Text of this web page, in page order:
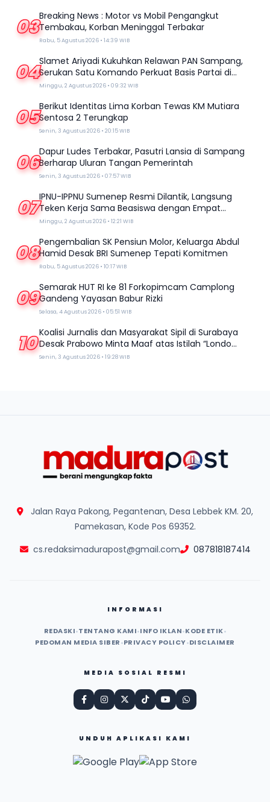
03Breaking News : Motor vs Mobil Pengangkut
Tembakau, Korban Meninggal Terbakar
Rabu, 5 Agustus 2026 • 14:39 WIB
04Slamet Ariyadi Kukuhkan Relawan PAN Sampang,
Serukan Satu Komando Perkuat Basis Partai di
Madura
Minggu, 2 Agustus 2026 • 09:32 WIB
05Berikut Identitas Lima Korban Tewas KM Mutiara
Sentosa 2 Terungkap
Senin, 3 Agustus 2026 • 20:15 WIB
06Dapur Ludes Terbakar, Pasutri Lansia di Sampang
Berharap Uluran Tangan Pemerintah
Senin, 3 Agustus 2026 • 07:57 WIB
07IPNU-IPPNU Sumenep Resmi Dilantik, Langsung
Teken Kerja Sama Beasiswa dengan Empat
Kampus
Minggu, 2 Agustus 2026 • 12:21 WIB
08Pengembalian SK Pensiun Molor, Keluarga Abdul
Hamid Desak BRI Sumenep Tepati Komitmen
Rabu, 5 Agustus 2026 • 10:17 WIB
09Semarak HUT RI ke 81 Forkopimcam Camplong
Gandeng Yayasan Babur Rizki
Selasa, 4 Agustus 2026 • 05:51 WIB
10 Koalisi Jurnalis dan Masyarakat Sipil di Surabaya
Desak Prabowo Minta Maaf atas Istilah “Londo
Ireng”
Senin, 3 Agustus 2026 • 19:28 WIB
Jalan Raya Pakong, Pegantenan, Desa Lebbek KM. 20,
Pamekasan, Kode Pos 69352.
cs.redaksimadurapost@gmail.com
087818187414
INFORMASI
REDASKI•TENTANG KAMI•INFO IKLAN•KODE ETIK•
PEDOMAN MEDIA SIBER•PRIVACY POLICY•DISCLAIMER
MEDIA SOSIAL RESMI
UNDUH APLIKASI KAMI